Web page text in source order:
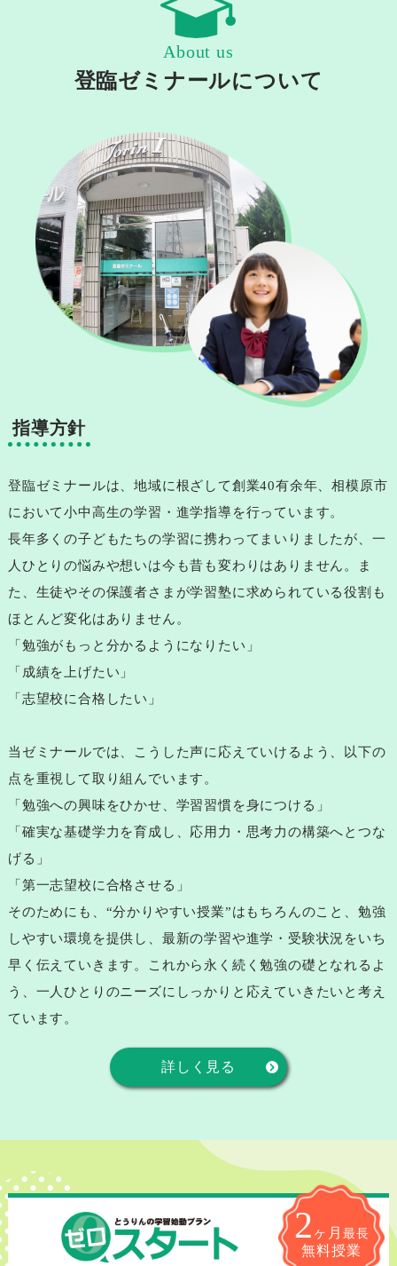
About us
登臨ゼミナールについて
指導方針
登臨ゼミナールは、地域に根ざして創業40有余年、相模原市
において小中高生の学習・進学指導を行っています。
長年多くの子どもたちの学習に携わってまいりましたが、一
人ひとりの悩みや想いは今も昔も変わりはありません。ま
た、生徒やその保護者さまが学習塾に求められている役割も
ほとんど変化はありません。
「勉強がもっと分かるようになりたい」
「成績を上げたい」
「志望校に合格したい」
当ゼミナールでは、こうした声に応えていけるよう、以下の
点を重視して取り組んでいます。
「勉強への興味をひかせ、学習習慣を身につける」
「確実な基礎学力を育成し、応用力・思考力の構築へとつな
げる」
「第一志望校に合格させる」
そのためにも、“分かりやすい授業”はもちろんのこと、勉強
しやすい環境を提供し、最新の学習や進学・受験状況をいち
早く伝えていきます。これから永く続く勉強の礎となれるよ
う、一人ひとりのニーズにしっかりと応えていきたいと考え
ています。
詳しく見る
2 ヶ月 最長
無料授業